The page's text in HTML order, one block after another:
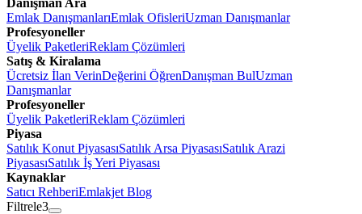
Danışman Ara
Emlak DanışmanlarıEmlak OfisleriUzman Danışmanlar
Profesyoneller
Üyelik PaketleriReklam Çözümleri
Satış & Kiralama
Ücretsiz İlan VerinDeğerini ÖğrenDanışman BulUzman
Danışmanlar
Profesyoneller
Üyelik PaketleriReklam Çözümleri
Piyasa
Satılık Konut PiyasasıSatılık Arsa PiyasasıSatılık Arazi
PiyasasıSatılık İş Yeri Piyasası
Kaynaklar
Satıcı RehberiEmlakjet Blog
Filtrele3